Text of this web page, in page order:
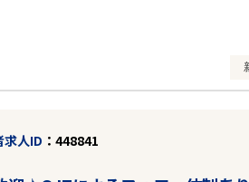
求人ID 448841